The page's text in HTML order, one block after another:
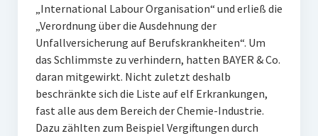
„International Labour Organisation“ und erließ die
„Verordnung über die Ausdehnung der
Unfallversicherung auf Berufskrankheiten“. Um
das Schlimmste zu verhindern, hatten BAYER & Co.
daran mitgewirkt. Nicht zuletzt deshalb
beschränkte sich die Liste auf elf Erkrankungen,
fast alle aus dem Bereich der Chemie-Industrie.
Dazu zählten zum Beispiel Vergiftungen durch